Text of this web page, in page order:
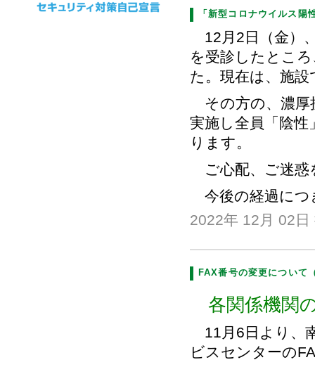
「新型コロナウイルス陽
12月2日（金）
を受診したとこ
た。現在は、施
その方の、濃厚
実施し全員「陰
ります。
ご心配、ご迷惑
今後の経過につ
2022年 12月 02日
FAX番号の変更について
各関係機関
11月6日より、
ビスセンターの